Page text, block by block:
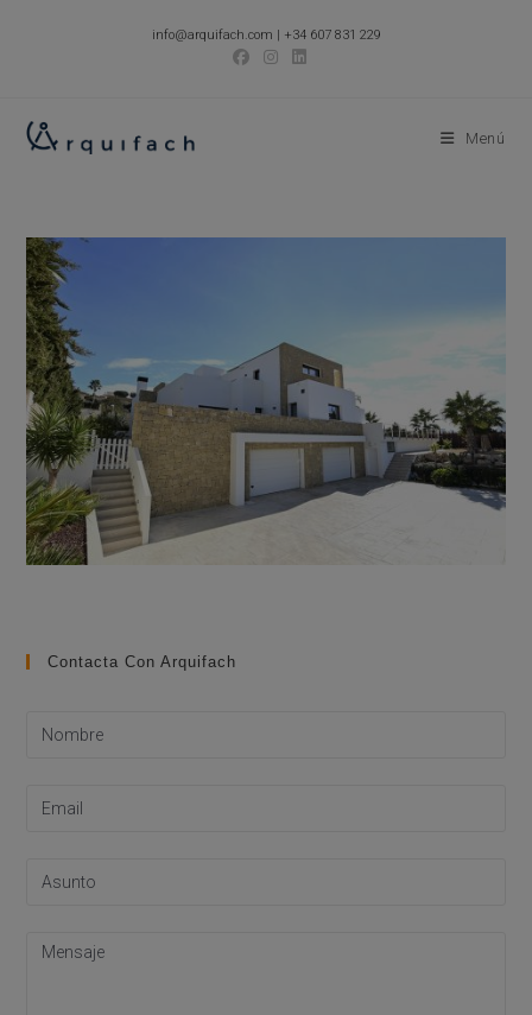
info@arquifach.com | +34 607 831 229
Menú
Contacta Con Arquifach